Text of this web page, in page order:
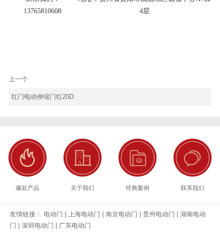
13765810608
4层
上一个
红门电动伸缩门红20D
爆款产品 关于我们 经典案例 联系我们
友情链接： 电动门 上海电动门 南京电动门 贵州电动门
湖南电动
门
深圳电动门 广东电动门